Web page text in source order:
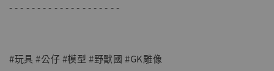
- - - - - - - - - - - - - - - - - - - -
#玩具 #公仔 #模型 #野獸國 #GK雕像